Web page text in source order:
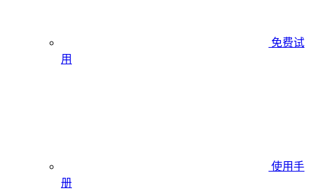
免费试
用
使用手
册